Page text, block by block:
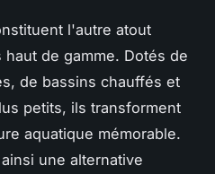
l'autre atout
de gamme. Dotés de
de bassins chauffés et
petits, ils transforment
aquatique mémorable.
une alternative